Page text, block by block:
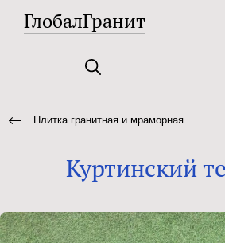
ГлобалГранит
Плитка гранитная и мраморная
Куртинский